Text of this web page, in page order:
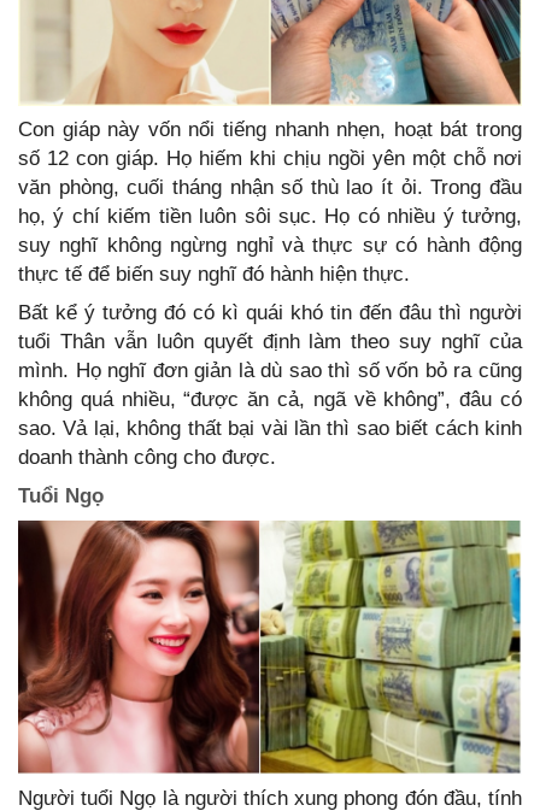
Con giáp này vốn nổi tiếng nhanh nhẹn, hoạt bát trong
số 12 con giáp. Họ hiếm khi chịu ngồi yên một chỗ nơi
văn phòng, cuối tháng nhận số thù lao ít ỏi. Trong đầu
họ, ý chí kiếm tiền luôn sôi sục. Họ có nhiều ý tưởng,
suy nghĩ không ngừng nghỉ và thực sự có hành động
thực tế để biến suy nghĩ đó hành hiện thực.
Bất kể ý tưởng đó có kì quái khó tin đến đâu thì người
tuổi Thân vẫn luôn quyết định làm theo suy nghĩ của
mình. Họ nghĩ đơn giản là dù sao thì số vốn bỏ ra cũng
không quá nhiều, “được ăn cả, ngã về không”, đâu có
sao. Vả lại, không thất bại vài lần thì sao biết cách kinh
doanh thành công cho được.
Tuổi Ngọ
Người tuổi Ngọ là người thích xung phong đón đầu, tính